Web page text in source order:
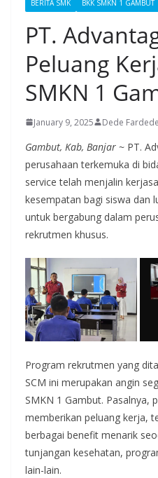
BERITA SMK BKK SMKN 1 GAMBUT
PT.
Peluang
SMKN 1
January 9, 2025 Dede Fardede
Gambut, Kab, Banjar ~ PT.
perusahaan terkemuka di
service telah menjalin
kesempatan bagi siswa dan
untuk bergabung dalam
rekrutmen khusus.
Program rekrutmen yang
SCM ini merupakan angin
SMKN 1 Gambut. Pasalnya,
memberikan peluang kerja,
berbagai benefit menarik
tunjangan kesehatan,
lain-lain.